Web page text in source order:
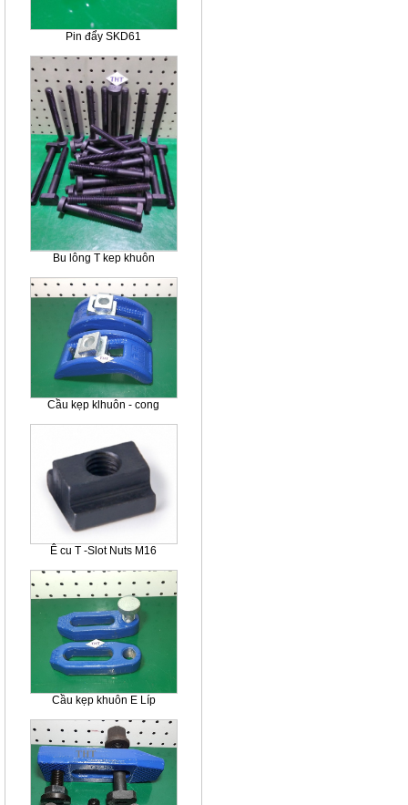
Pin đẩy SKD61
Bu lông T kep khuôn
Cầu kẹp klhuôn - cong
Ê cu T -Slot Nuts M16
Cầu kẹp khuôn E Líp